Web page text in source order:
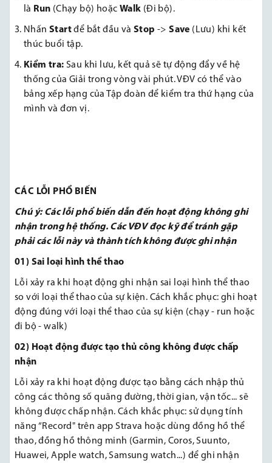
là Run (Chạy bộ) hoặc Walk (Đi bộ).
Nhấn Startđể bắt đầu và Stop ->Save (Lưu) khi kết
thúc buổi tập.
Kiểm tra: Sau khi lưu, kết quả sẽ tự động đẩy về hệ
thống của Giải trong vòng vài phút. VĐV có thể vào
bảng xếp hạng của Tập đoàn để kiểm tra thứ hạng của
mình và đơn vị.
CÁC LỖI PHỔ BIẾN
Chú ý: Các lỗi phổ biến dẫn đến hoạt động không ghi
nhận trong hệ thống. Các VĐV đọc kỹ để tránh gặp
phải các lỗi này và thành tích không được ghi nhận
01) Sai loại hình thể thao
Lỗi xảy ra khi hoạt động ghi nhận sai loại hình thể thao
so với loại thể thao của sự kiện. Cách khắc phục: ghi hoạt
động đúng với loại thể thao của sự kiện (chạy - run hoặc
đi bộ - walk)
02) Hoạt động được tạo thủ công không được chấp
nhận
Lỗi xảy ra khi hoạt động được tạo bằng cách nhập thủ
công các thông số quãng đường, thời gian, vận tốc... sẽ
không được chấp nhận. Cách khắc phục: sử dụng tính
năng “Record" trên app Strava hoặc dùng đồng hồ thể
thao, đồng hồ thông minh (Garmin, Coros, Suunto,
Huawei, Apple watch, Samsung watch...) để ghi nhận